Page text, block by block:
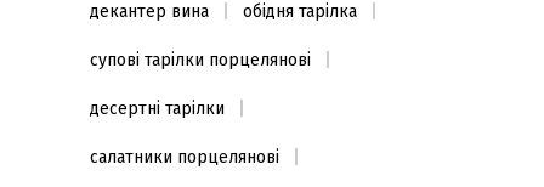
декантер вина обідня тарілка
супові тарілки порцелянові
десертні тарілки
салатники порцелянові